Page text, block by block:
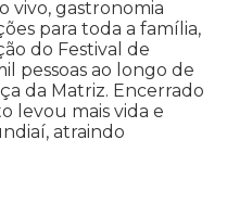
vivo, gastronomia
para toda a família,
do Festival de
pessoas ao longo de
da Matriz. Encerrado
levou mais vida e
atraindo